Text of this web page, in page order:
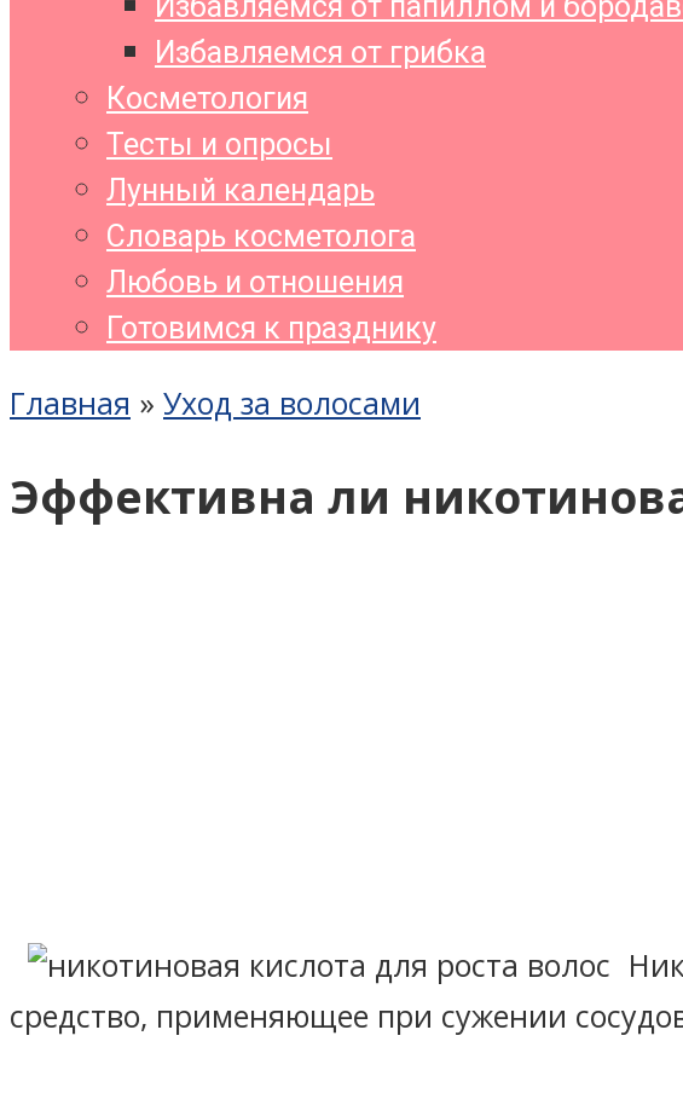
Избавляемся от грибка
Косметология
Тесты и опросы
Лунный календарь
Словарь косметолога
Любовь и отношения
Готовимся к празднику
Главная » Уход за волосами
Эффективна ли
средство, применяющее при сужении